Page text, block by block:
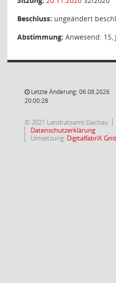
Beschluss: ungeändert
Abstimmung: Anwesend: 15,
Letzte Änderung: 06.08.2026
20:00:28
© 2021 Landratsamt Dachau
Datenschutzerklärung
Umsetzung: DigitalfabriX